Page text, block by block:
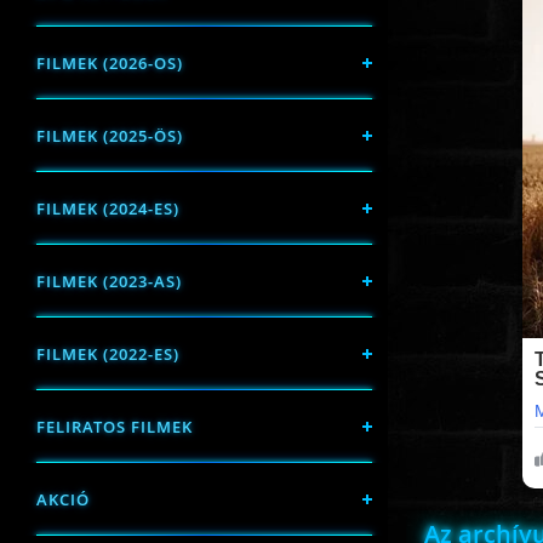
FILMEK (2026-OS)
FILMEK (2025-ÖS)
FILMEK (2024-ES)
FILMEK (2023-AS)
FILMEK (2022-ES)
FELIRATOS FILMEK
AKCIÓ
Az